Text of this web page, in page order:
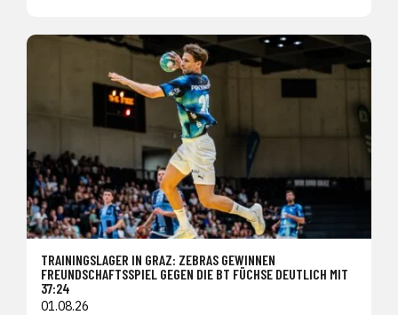
TRAININGSLAGER IN GRAZ: ZEBRAS GEWINNEN
FREUNDSCHAFTSSPIEL GEGEN DIE BT FÜCHSE DEUTLICH MIT
37:24
01.08.26